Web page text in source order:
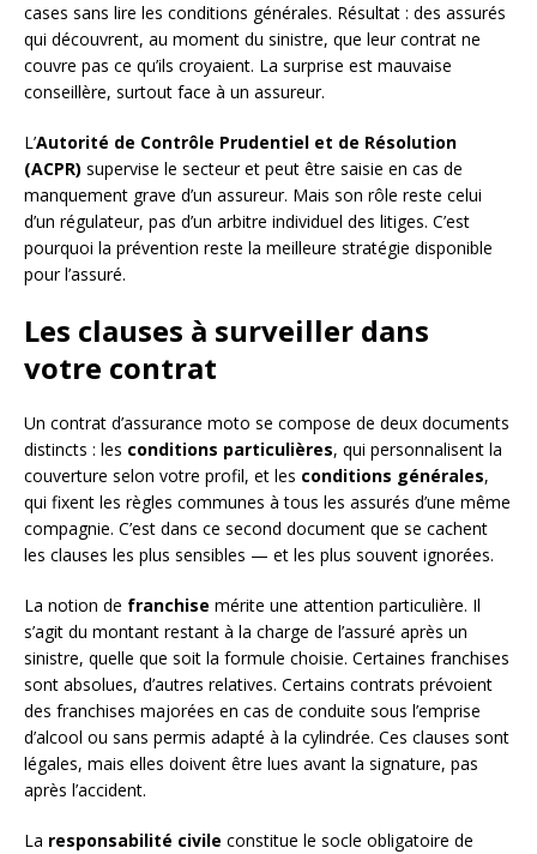
cases sans lire les conditions générales. Résultat : des assurés
qui découvrent, au moment du sinistre, que leur contrat ne
couvre pas ce qu’ils croyaient. La surprise est mauvaise
conseillère, surtout face à un assureur.
L’Autorité de Contrôle Prudentiel et de Résolution
(ACPR) supervise le secteur et peut être saisie en cas de
manquement grave d’un assureur. Mais son rôle reste celui
d’un régulateur, pas d’un arbitre individuel des litiges. C’est
pourquoi la prévention reste la meilleure stratégie disponible
pour l’assuré.
Les clauses à surveiller dans
votre contrat
Un contrat d’assurance moto se compose de deux documents
distincts : les conditions particulières, qui personnalisent la
couverture selon votre profil, et les conditions générales,
qui fixent les règles communes à tous les assurés d’une même
compagnie. C’est dans ce second document que se cachent
les clauses les plus sensibles — et les plus souvent ignorées.
La notion de franchise mérite une attention particulière. Il
s’agit du montant restant à la charge de l’assuré après un
sinistre, quelle que soit la formule choisie. Certaines franchises
sont absolues, d’autres relatives. Certains contrats prévoient
des franchises majorées en cas de conduite sous l’emprise
d’alcool ou sans permis adapté à la cylindrée. Ces clauses sont
légales, mais elles doivent être lues avant la signature, pas
après l’accident.
La responsabilité civile constitue le socle obligatoire de